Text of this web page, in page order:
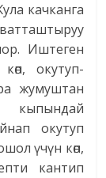
качканга
Иштеген
окутуп-
жумуштан
окутуп
үчүн көп,
кантип